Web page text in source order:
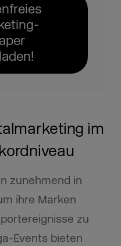
im
zunehmend in
ihre Marken
zu
Events bieten